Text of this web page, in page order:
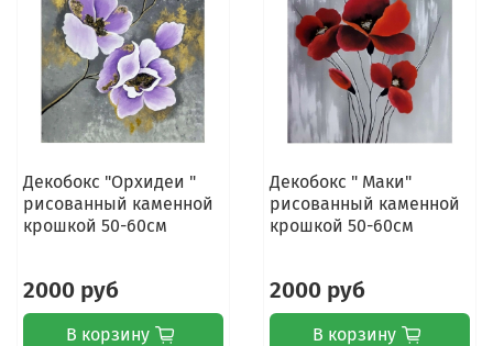
Декобокс "Орхидеи "
рисованный каменной
крошкой 50-60см
2000 руб
В корзину
Декобокс " Маки"
рисованный каменной
крошкой 50-60см
2000 руб
В корзину